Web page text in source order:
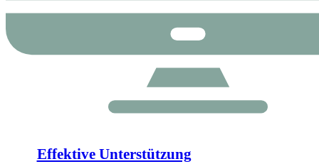
Effektive Unterstützung